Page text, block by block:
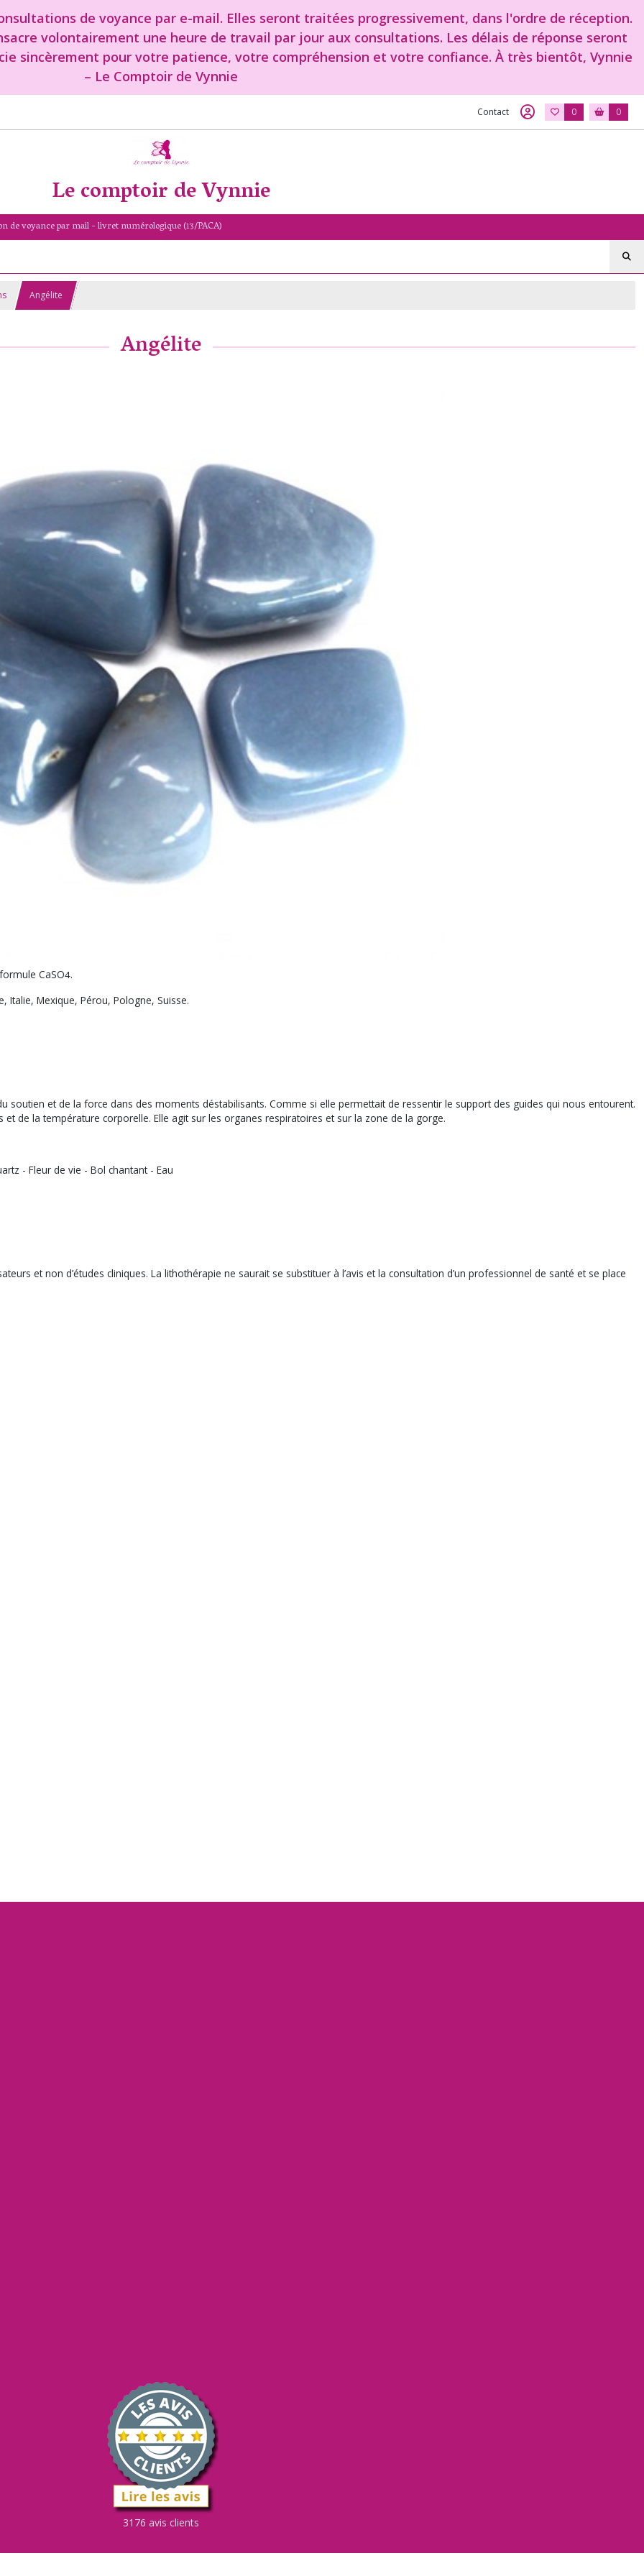
de voyance par e-mail. Elles seront traitées progressivement, dans l'ordre de réception.
volontairement une heure de travail par jour aux consultations. Les délais de réponse seront
sincèrement pour votre patience, votre compréhension et votre confiance. À très bientôt, Vynnie
– Le Comptoir de Vynnie
Contact 0 0
Le comptoir de Vynnie
de voyance par mail - livret numérologique (13/PACA)
Angélite
Angélite
CaSO4.
Italie, Mexique, Pérou, Pologne, Suisse.
et de la force dans des moments déstabilisants. Comme si elle permettait de ressentir le support des guides qui nous entourent.
de la température corporelle. Elle agit sur les organes respiratoires et sur la zone de la gorge.
- Fleur de vie - Bol chantant - Eau
et non d’études cliniques. La lithothérapie ne saurait se substituer à l’avis et la consultation d’un professionnel de santé et se place
3176 avis clients